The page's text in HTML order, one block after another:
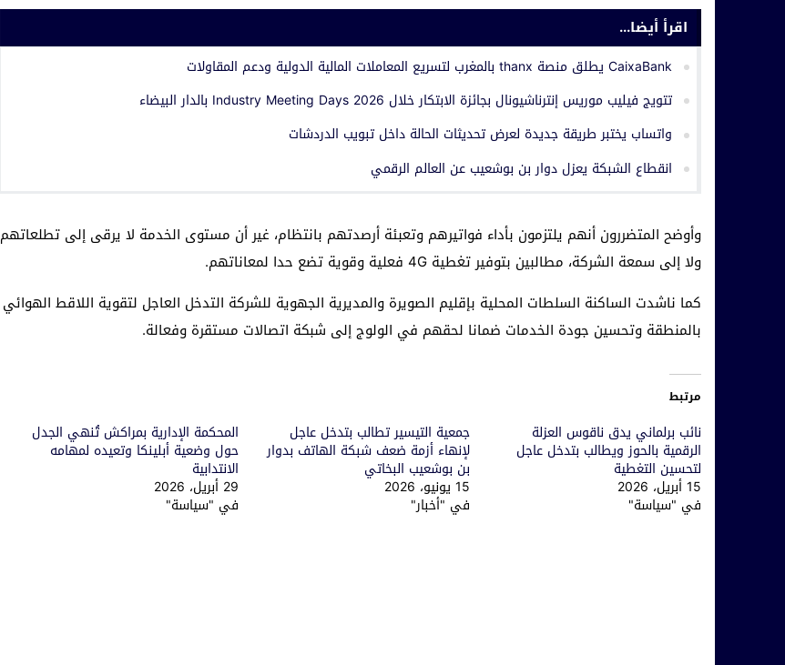
اقرأ أيضا...
CaixaBank يطلق منصة thanx بالمغرب لتسريع المعاملات المالية الدولية ودعم المقاولات
تتويج فيليب موريس إنترناشيونال بجائزة الابتكار خلال Industry Meeting Days 2026 بالدار البيضاء
واتساب يختبر طريقة جديدة لعرض تحديثات الحالة داخل تبويب الدردشات
انقطاع الشبكة يعزل دوار بن بوشعيب عن العالم الرقمي
وأوضح المتضررون أنهم يلتزمون بأداء فواتيرهم وتعبئة أرصدتهم بانتظام، غير أن مستوى الخدمة لا يرقى إلى تطلعاتهم
ولا إلى سمعة الشركة، مطالبين بتوفير تغطية 4G فعلية وقوية تضع حدا لمعاناتهم.
كما ناشدت الساكنة السلطات المحلية بإقليم الصويرة والمديرية الجهوية للشركة التدخل العاجل لتقوية اللاقط الهوائي
بالمنطقة وتحسين جودة الخدمات ضمانا لحقهم في الولوج إلى شبكة اتصالات مستقرة وفعالة.
مرتبط
نائب برلماني يدق ناقوس العزلة
الرقمية بالحوز ويطالب بتدخل عاجل
لتحسين التغطية
15 أبريل، 2026
في "سياسة"
جمعية التيسير تطالب بتدخل عاجل
لإنهاء أزمة ضعف شبكة الهاتف بدوار
بن بوشعيب البخاتي
15 يونيو، 2026
في "أخبار"
المحكمة الإدارية بمراكش تُنهي الجدل
حول وضعية أبلينكا وتعيده لمهامه
الانتدابية
29 أبريل، 2026
في "سياسة"